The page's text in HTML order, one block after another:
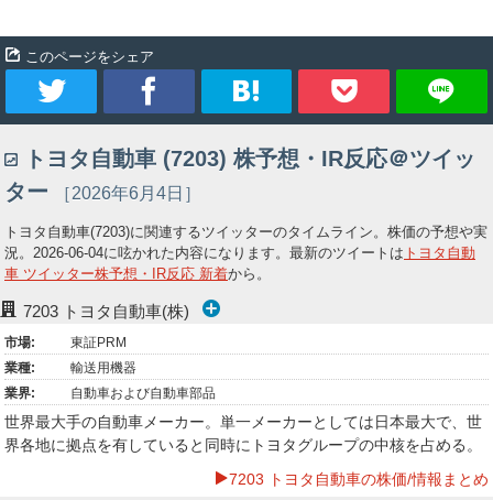
このページをシェア
イ
ー
ト
ェ
ア
ッ
ク
マ
ク
トヨタ自動車 (7203) 株予想・IR反応＠ツイッ
ター
［2026年6月4日］
トヨタ自動車(7203)に関連するツイッターのタイムライン。株価の予想や実
況。 2026-06-04に呟かれた内容になります。最新のツイートは トヨタ自動
車 ツイッター株予想・IR反応 新着から。
7203 トヨタ自動車(株)
市場:
東証PRM
業種:
輸送用機器
業界:
自動車および自動車部品
世界最大手の自動車メーカー。単一メーカーとしては日本最大で、世
界各地に拠点を有していると同時にトヨタグループの中核を占める。
7203 トヨタ自動車の株価/情報まとめ